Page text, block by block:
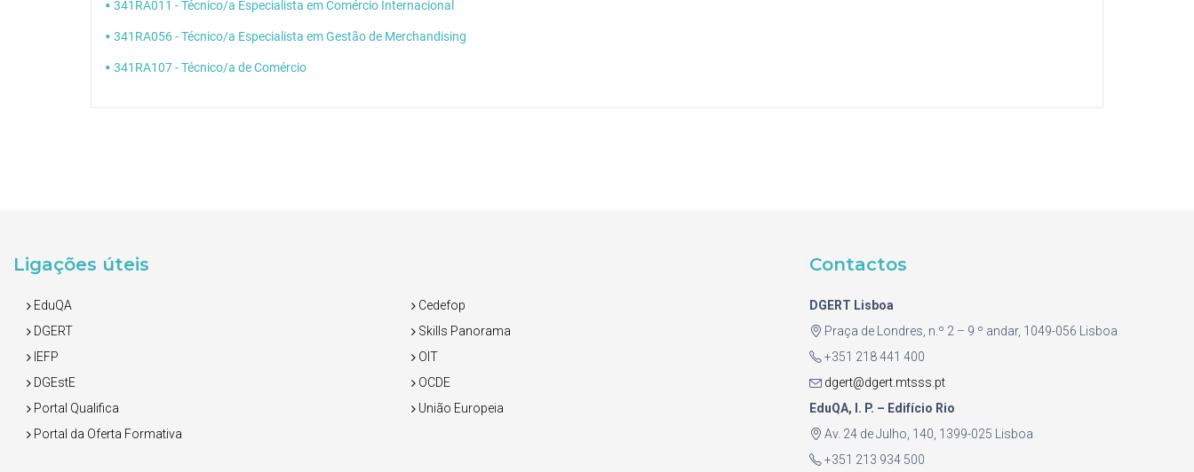
341RA011 - Técnico/a Especialista em Comércio Internacional
341RA056 - Técnico/a Especialista em Gestão de Merchandising
341RA107 - Técnico/a de Comércio
Ligações úteis
EduQA
DGERT
IEFP
DGEstE
Portal Qualifica
Portal da Oferta Formativa
Cedefop
Skills Panorama
OIT
OCDE
União Europeia
Contactos
DGERT Lisboa
Praça de Londres, n.º 2 – 9 º andar, 1049-056 Lisboa
+351 218 441 400
dgert@dgert.mtsss.pt
EduQA, I. P. – Edifício Rio
Av. 24 de Julho, 140, 1399-025 Lisboa
+351 213 934 500